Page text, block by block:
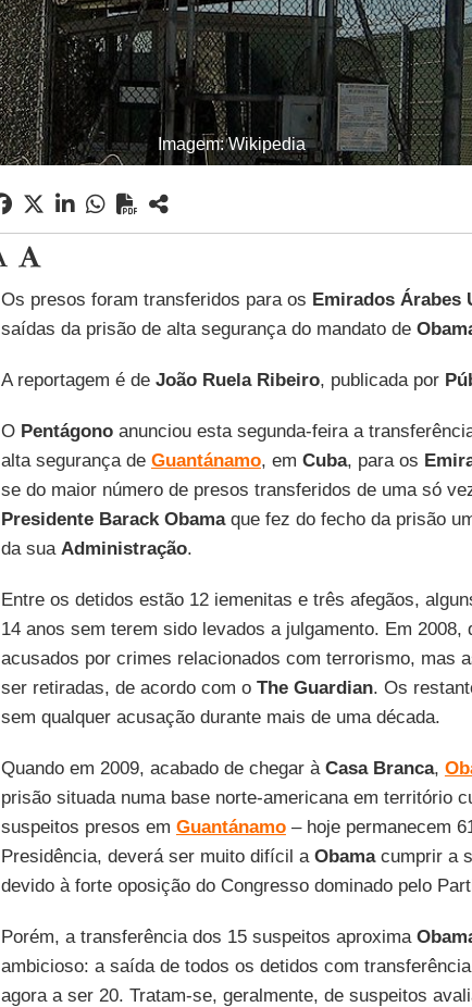
Imagem: Wikipedia
Os presos foram transferidos para os Emirados Árabes
saídas da prisão de alta segurança do mandato de
A reportagem é de João Ruela Ribeiro, publicada por
O Pentágonoanunciou esta segunda-feira a
alta segurança de Guantánamo, em Cuba, para os
se do maior número de presos transferidos de uma só
Presidente Barack Obamaque fez do fecho da prisão
da sua Administração.
Entre os detidos estão 12 iemenitas e três afegãos,
14 anos sem terem sido levados a julgamento. Em 2008,
acusados por crimes relacionados com terrorismo, mas
ser retiradas, de acordo com o The Guardian. Os
sem qualquer acusação durante mais de uma década.
Quando em 2009, acabado de chegar à Casa Branca,
prisão situada numa base norte-americana em território
suspeitos presos em Guantánamo– hoje permanecem
Presidência, deverá ser muito difícil a Obamacumprir a
devido à forte oposição do Congresso dominado pelo
Porém, a transferência dos 15 suspeitos aproxima
ambicioso: a saída de todos os detidos com
agora a ser 20. Tratam-se, geralmente, de suspeitos